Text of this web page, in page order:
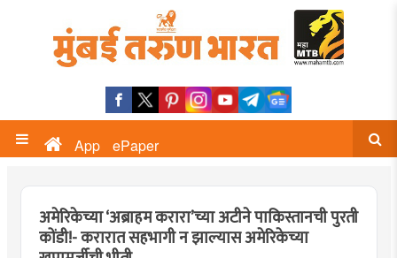
App ePaper
अमेरिकेच्या ‘अब्राहम करारा’च्या अटीने पाकिस्तानची पुरती
कोंडी!- करारात सहभागी न झाल्यास अमेरिकेच्या